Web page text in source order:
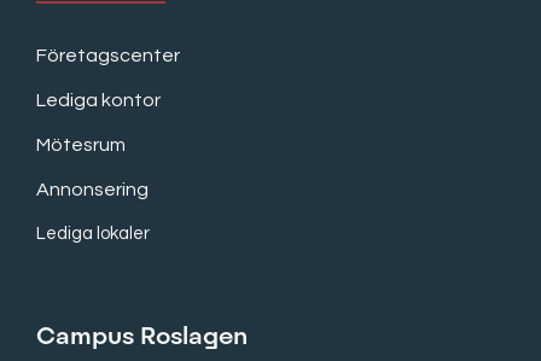
Företagscenter
Lediga kontor
Mötesrum
Annonsering
Lediga lokaler
Campus Roslagen